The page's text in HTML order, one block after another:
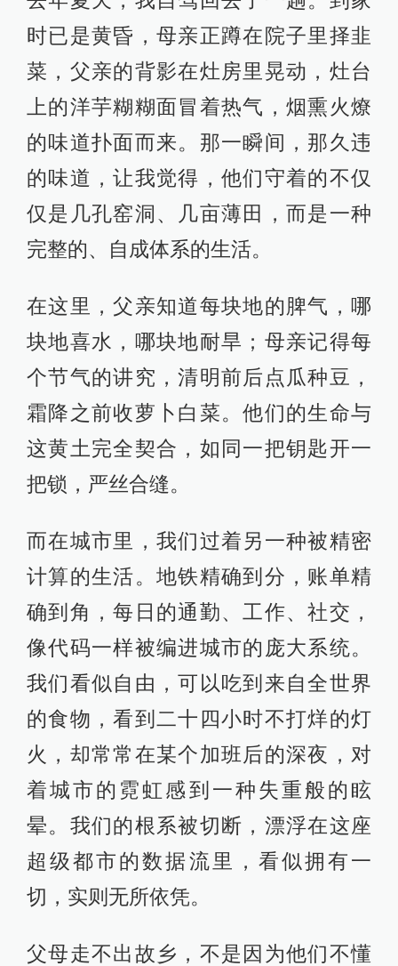
时已是黄昏，母亲正蹲在院子里择韭
菜，父亲的背影在灶房里晃动，灶台
上的洋芋糊糊面冒着热气，烟熏火燎
的味道扑面而来。那一瞬间，那久违
的味道，让我觉得，他们守着的不仅
仅是几孔窑洞、几亩薄田，而是一种
完整的、自成体系的生活。
在这里，父亲知道每块地的脾气，哪
块地喜水，哪块地耐旱；母亲记得每
个节气的讲究，清明前后点瓜种豆，
霜降之前收萝卜白菜。他们的生命与
这黄土完全契合，如同一把钥匙开一
把锁，严丝合缝。
而在城市里，我们过着另一种被精密
计算的生活。地铁精确到分，账单精
确到角，每日的通勤、工作、社交，
像代码一样被编进城市的庞大系统。
我们看似自由，可以吃到来自全世界
的食物，看到二十四小时不打烊的灯
火，却常常在某个加班后的深夜，对
着城市的霓虹感到一种失重般的眩
晕。我们的根系被切断，漂浮在这座
超级都市的数据流里，看似拥有一
切，实则无所依凭。
父母走不出故乡，不是因为他们不懂